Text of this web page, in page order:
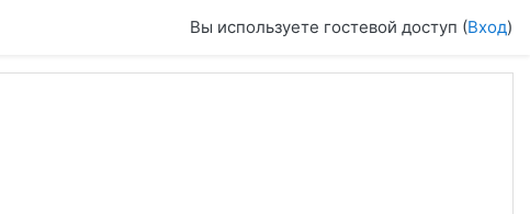
Вы используете гостевой доступ (Вход)